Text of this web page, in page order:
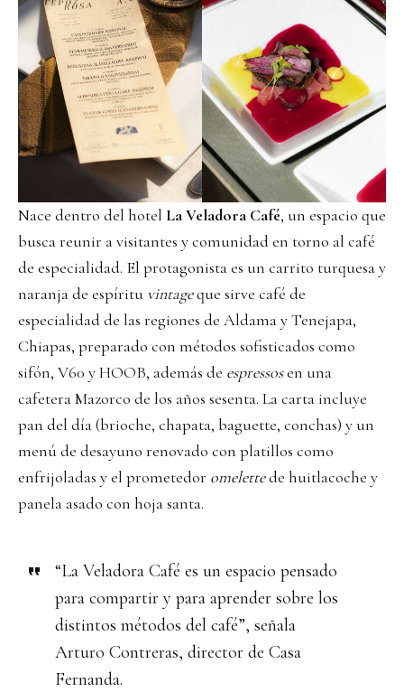
Nace dentro del hotel La Veladora Café, un espacio que
busca reunir a visitantes y comunidad en torno al café
de especialidad. El protagonista es un carrito turquesa y
naranja de espíritu vintageque sirve café de
especialidad de las regiones de Aldama y Tenejapa,
Chiapas, preparado con métodos sofisticados como
sifón, V60 y HOOB, además de espressosen una
cafetera Mazorco de los años sesenta. La carta incluye
pan del día (brioche, chapata, baguette, conchas) y un
menú de desayuno renovado con platillos como
enfrijoladas y el prometedor omelettede huitlacoche y
panela asado con hoja santa.
“La Veladora Café es un espacio pensado
para compartir y para aprender sobre los
distintos métodos del café”, señala
Arturo Contreras, director de Casa
Fernanda.